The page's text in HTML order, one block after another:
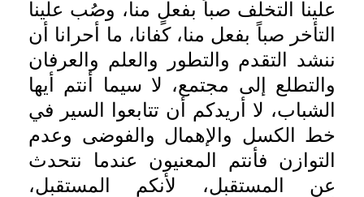
علينا التخلف صباً بفعلٍ منا، وصُب علينا
التأخر صباً بفعل منا، كفانا، ما أحرانا أن
ننشد التقدم والتطور والعلم والعرفان
والتطلع إلى مجتمع، لا سيما أنتم أيها
الشباب، لا أريدكم أن تتابعوا السير في
خط الكسل والإهمال والفوضى وعدم
التوازن فأنتم المعنيون عندما نتحدث
عن المستقبل، لأنكم المستقبل،